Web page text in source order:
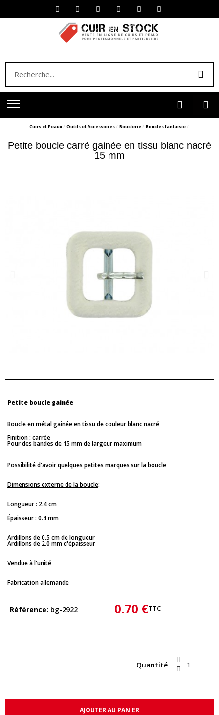
Cuirs et Peaux Outils et Accessoires Bouclerie Boucles fantaisie
Petite boucle carré gainée en tissu blanc nacré
15 mm
Petite boucle gainée
Boucle en métal gainée en tissu de couleur blanc nacré
Finition : carrée
Pour des bandes de 15 mm de largeur maximum
Possibilité d'avoir quelques petites marques sur la boucle
Dimensions externe de la boucle:
Longueur : 2.4 cm
Épaisseur : 0.4 mm
Ardillons de 0.5 cm de longueur
Ardillons de 2.0 mm d'épaisseur
Vendue à l'unité
Fabrication allemande
Référence bg-2922 0,70 €TTC
Quantité
AJOUTER AU PANIER